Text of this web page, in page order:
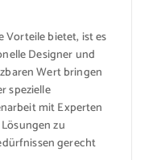
Vorteile bietet, ist es
Designer und
Wert bringen
spezielle
mit Experten
zu
gerecht